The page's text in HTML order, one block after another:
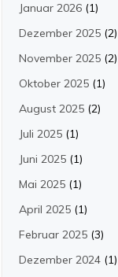
Januar 2026 (1)
Dezember 2025 (2)
November 2025 (2)
Oktober 2025 (1)
August 2025 (2)
Juli 2025 (1)
Juni 2025 (1)
Mai 2025 (1)
April 2025 (1)
Februar 2025 (3)
Dezember 2024 (1)